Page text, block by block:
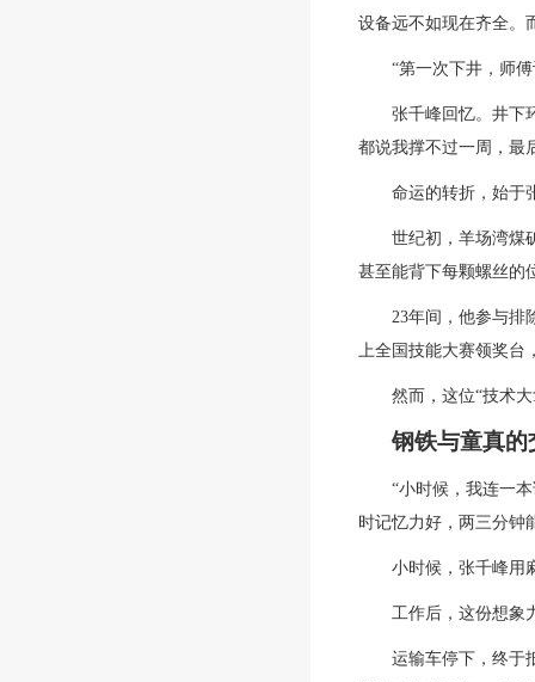
设备远不如现在齐全。
“第一次下井，师
张千峰回忆。井下
都说我撑不过一周，最
命运的转折，始于
世纪初，羊场湾煤
甚至能背下每颗螺丝的
23年间，他参与排
上全国技能大赛领奖台
然而，这位“技术
钢铁与童真的
“小时候，我连一
时记忆力好，两三分钟
小时候，张千峰用
工作后，这份想象
运输车停下，终于